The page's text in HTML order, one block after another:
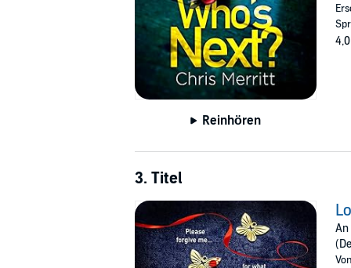
Reinhören
4,0
3. Titel
An